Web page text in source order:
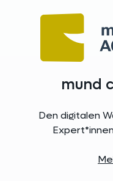
mund
Den digitalen